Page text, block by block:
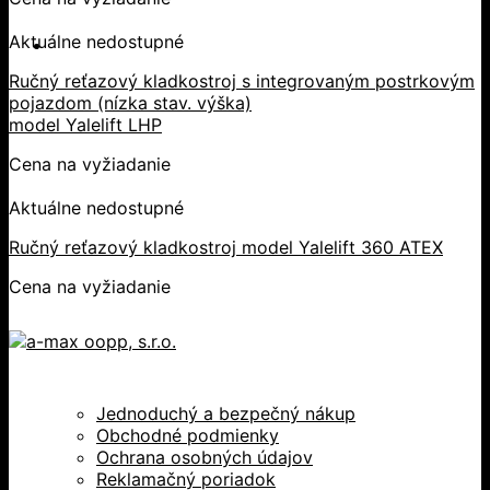
Aktuálne nedostupné
Ručný reťazový kladkostroj s integrovaným postrkovým
pojazdom (nízka stav. výška)
model Yalelift LHP
Cena na vyžiadanie
Aktuálne nedostupné
Ručný reťazový kladkostroj model Yalelift 360 ATEX
Cena na vyžiadanie
Jednoduchý a bezpečný nákup
Obchodné podmienky
Ochrana osobných údajov
Reklamačný poriadok